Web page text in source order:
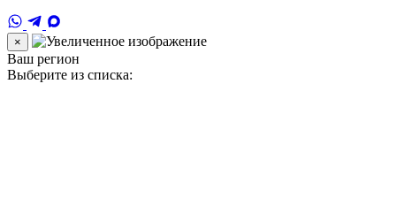
×
Ваш регион
Выберите из списка: